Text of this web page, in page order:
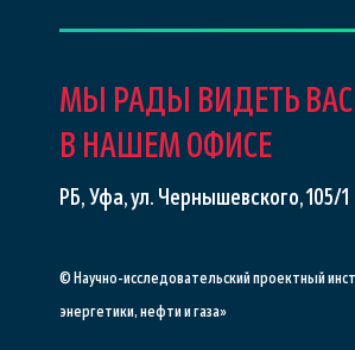
МЫ РАДЫ ВИДЕТЬ ВАС
В НАШЕМ ОФИСЕ
РБ, Уфа, ул. Чернышевского, 105/1
© Научно-исследовательский проектный
энергетики, нефти и газа»